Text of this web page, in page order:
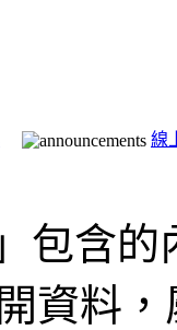
線
包含
資料